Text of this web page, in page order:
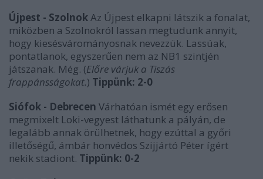
Újpest - SzolnokAz Újpest elkapni látszik a fonalat,
miközben a Szolnokról lassan megtudunk annyit,
hogy kiesésvárományosnak nevezzük. Lassúak,
pontatlanok, egyszerűen nem az NB1 szintjén
játszanak. Még. (Előre várjuk a Tiszás
frappánsságokat.) Tippünk: 2-0
Siófok - Debrecen Várhatóan ismét egy erősen
megmixelt Loki-vegyest láthatunk a pályán, de
legalább annak örülhetnek, hogy ezúttal a győri
illetőségű, ámbár honvédos Szijjártó Péter ígért
nekik stadiont. Tippünk: 0-2